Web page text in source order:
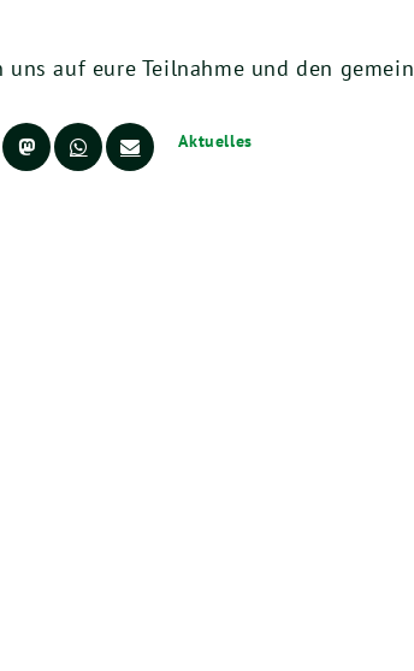
uns auf eure Teilnahme und den
Aktuelles